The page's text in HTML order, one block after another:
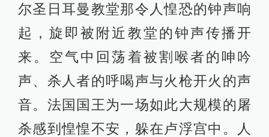
尔圣日耳曼教堂那令人惶恐的钟声响
起，旋即被附近教堂的钟声传播开
来。空气中回荡着被割喉者的呻吟
声、杀人者的呼喝声与火枪开火的声
音。法国国王为一场如此大规模的屠
杀感到惶惶不安，躲在卢浮宫中。人